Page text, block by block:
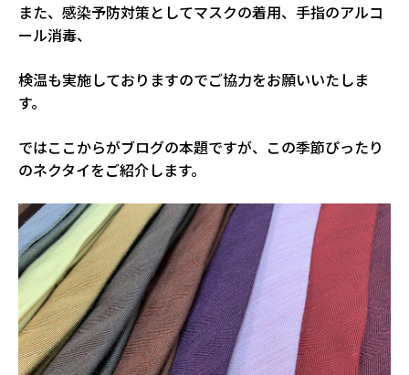
また、感染予防対策としてマスクの着用、手指のアルコ
ール消毒、
検温も実施しておりますのでご協力をお願いいたしま
す。
ではここからがブログの本題ですが、この季節ぴったり
のネクタイをご紹介します。